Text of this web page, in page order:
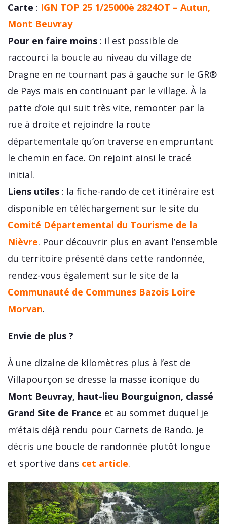
Carte : IGN TOP 25 1/25000è 2824OT – Autun,
Mont Beuvray
Pour en faire moins : il est possible de
raccourci la boucle au niveau du village de
Dragne en ne tournant pas à gauche sur le GR®
de Pays mais en continuant par le village. À la
patte d’oie qui suit très vite, remonter par la
rue à droite et rejoindre la route
départementale qu’on traverse en empruntant
le chemin en face. On rejoint ainsi le tracé
initial.
Liens utiles : la fiche-rando de cet itinéraire est
disponible en téléchargement sur le site du
Comité Départemental du Tourisme de la
Nièvre. Pour découvrir plus en avant l’ensemble
du territoire présenté dans cette randonnée,
rendez-vous également sur le site de la
Communauté de Communes Bazois Loire
Morvan.
Envie de plus ?
À une dizaine de kilomètres plus à l’est de
Villapourçon se dresse la masse iconique du
Mont Beuvray, haut-lieu Bourguignon, classé
Grand Site de France et au sommet duquel je
m’étais déjà rendu pour Carnets de Rando. Je
décris une boucle de randonnée plutôt longue
et sportive dans cet article.